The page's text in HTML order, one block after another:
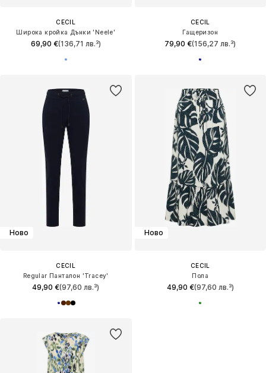
CECIL
Широка кройка Дънки 'Neele'
69,90 €(136,71 лв.³)
CECIL
Гащеризон
79,90 €(156,27 лв.³)
Ново
CECIL
Regular Панталон 'Tracey'
49,90 €(97,60 лв.³)
Ново
CECIL
Пола
49,90 €(97,60 лв.³)